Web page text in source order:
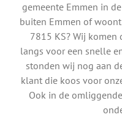
gemeente Emmen in
buiten Emmen of
7815 KS? Wij komen
langs voor een snelle
stonden wij nog aan
klant die koos voor
Ook in de